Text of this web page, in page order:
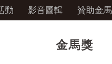
動 影音圖輯 贊助金馬
金馬獎